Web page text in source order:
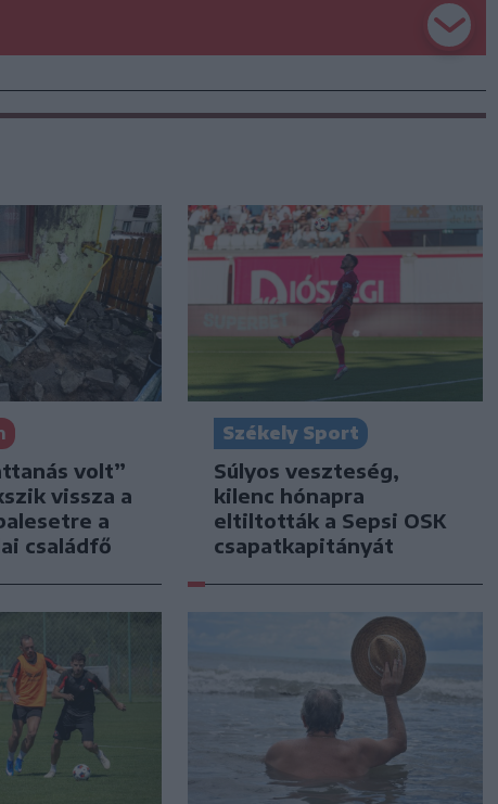
volt”
vissza a
a
családfő
Székely Sport
Súlyos veszteség,
kilenc hónapra
eltiltották a Sepsi OSK
csapatkapitányát